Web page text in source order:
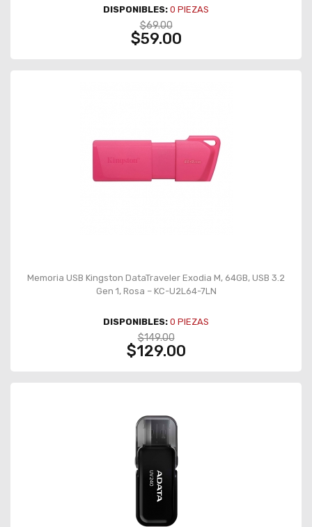
DISPONIBLES: 0 PIEZAS
$69.00
$59.00
Memoria USB Kingston DataTraveler Exodia M, 64GB, USB 3.2
Gen 1, Rosa – KC-U2L64-7LN
DISPONIBLES: 0 PIEZAS
$149.00
$129.00